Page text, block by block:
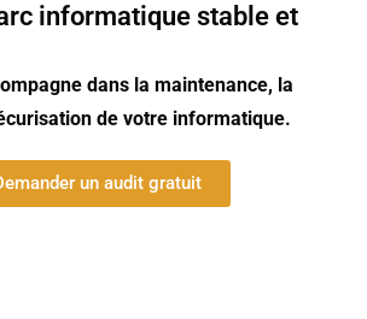
informatique stable et
dans la maintenance, la
de votre informatique.
un audit gratuit